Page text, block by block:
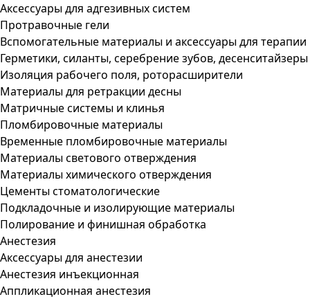
Аксессуары для адгезивных систем
Протравочные гели
Вспомогательные материалы и аксессуары для терапии
Герметики, силанты, серебрение зубов, десенситайзеры
Изоляция рабочего поля, роторасширители
Материалы для ретракции десны
Матричные системы и клинья
Пломбировочные материалы
Временные пломбировочные материалы
Материалы светового отверждения
Материалы химического отверждения
Цементы стоматологические
Подкладочные и изолирующие материалы
Полирование и финишная обработка
Анестезия
Аксессуары для анестезии
Анестезия инъекционная
Аппликационная анестезия